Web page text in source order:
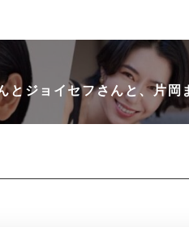
とジョイセフさんと、片岡